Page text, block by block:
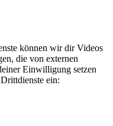
können wir dir Videos
die von externen
Einwilligung setzen
ein: